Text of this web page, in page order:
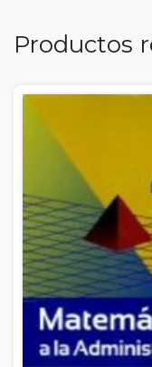
Productos